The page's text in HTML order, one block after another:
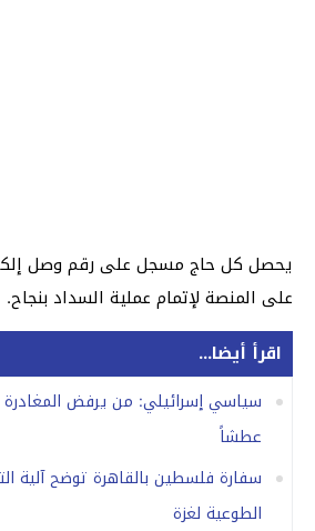
يحصل كل حاج مسجل على رقم وصل
على المنصة لإتمام عملية السداد بنجاح.
اقرأ أيضا...
سياسي إسرائيلي: من يرفض
عطشاً
سفارة فلسطين بالقاهرة توضح آلية
الطوعية لغزة